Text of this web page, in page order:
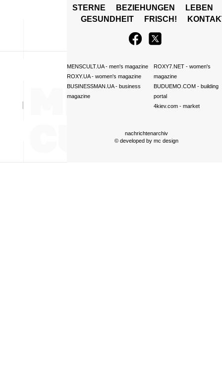
STERNE BEZIEHUNGEN
LEBEN
GESUNDHEIT
FRISCH!
MENSCULT.UA- men's magazine
ROXY.UA- women's magazine
BUSINESSMAN.UA- business
magazine
ROXY7.NET- women's
magazine
BUDUEMO.COM- building
portal
4kiev.com- market
nachrichtenarchiv
© developed by mc design